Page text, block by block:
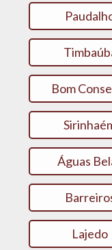
Bom
Águas
Lajedo